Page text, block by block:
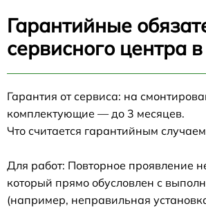
Гарантийные
сервисного центра
Гарантия от сервиса: на
комплектующие — до 3 месяцев.
Что считается гарантийным
Для работ: Повторное проявление
который прямо обусловлен с
(например, неправильная